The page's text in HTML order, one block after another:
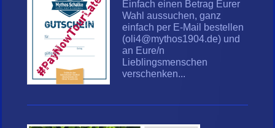
Einfach einen Betrag Eurer
Wahl aussuchen, ganz
einfach per E-Mail bestellen
(oli4@mythos1904.de) und
an Eure/n
Lieblingsmenschen
verschenken...